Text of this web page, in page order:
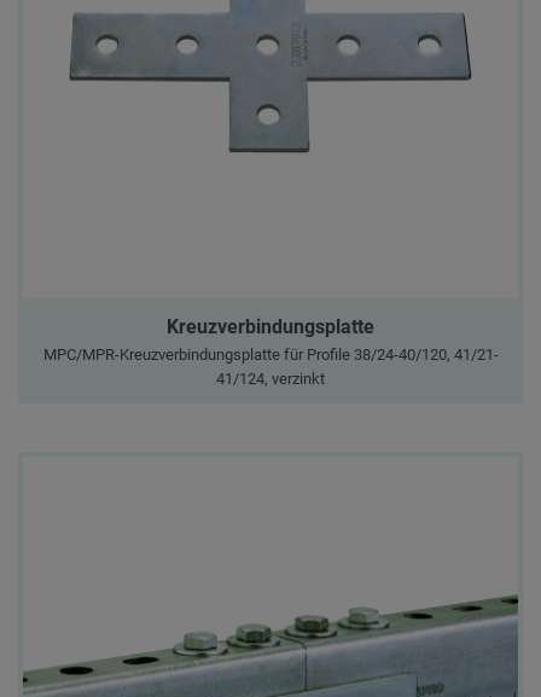
Kreuzverbindungsplatte
MPC/MPR-Kreuzverbindungsplatte für Profile 38/24-40/120, 41/21-
41/124, verzinkt